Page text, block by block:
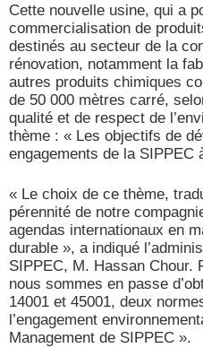
Cette nouvelle usine, qui a
commercialisation de
destinés au secteur de la
rénovation, notamment la
autres produits chimiques
de 50 000 mètres carré,
qualité et de respect de
thème : « Les objectifs de
engagements de la SIPPEC
« Le choix de ce thème,
pérennité de notre
agendas internationaux en
durable », a indiqué
SIPPEC, M. Hassan Chour.
nous sommes en passe
14001 et 45001, deux
l’engagement
Management de SIPPEC ».